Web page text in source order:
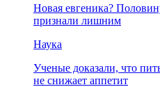
Новая евгеника?
признали лишним
Наука
Ученые доказали, что
не снижает аппетит